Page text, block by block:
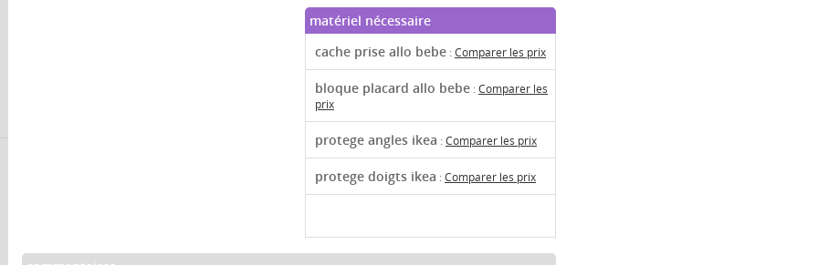
matériel nécessaire
cache prise allo bebe :Comparer les prix
bloque placard allo bebe :Comparer les
prix
protege angles ikea :Comparer les prix
protege doigts ikea :Comparer les prix